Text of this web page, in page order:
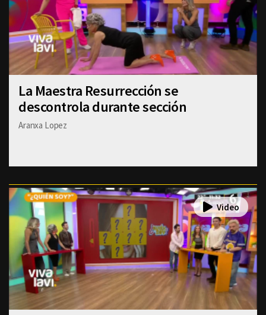
La Maestra Resurrección se
descontrola durante sección
Aranxa Lopez